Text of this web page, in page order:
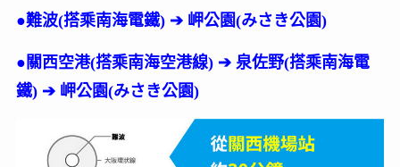
●難波(搭乘南海電鐵) ➔ 岬公園(みさき公園)
●關西空港(搭乘南海空港線) ➔ 泉佐野(搭乘南海電
鐵) ➔ 岬公園(みさき公園)